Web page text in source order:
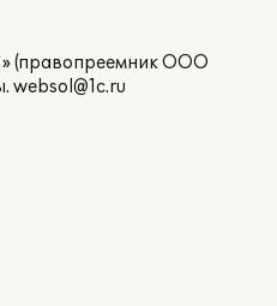
(правопреемник ООО
websol@1c.ru